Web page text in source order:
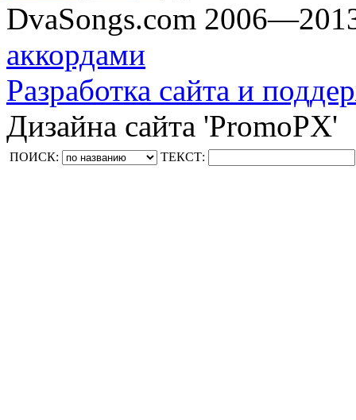
DvaSongs.com
аккордами
Разработка сайта и
Дизайна сайта 'PromoPX'
ПОИСК: ТЕКСТ: